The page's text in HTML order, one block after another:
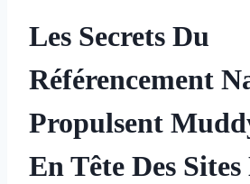
Les Secrets Du
Référencement
Propulsent
En Tête Des Sites